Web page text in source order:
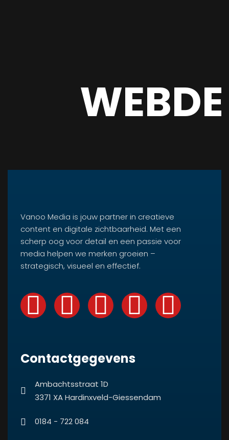
Vanoo Media is jouw partner in creatieve
content en digitale zichtbaarheid. Met een
scherp oog voor detail en een passie voor
media helpen we merken groeien –
strategisch, visueel en effectief.
Contactgegevens
Ambachtsstraat 1D
3371 XA Hardinxveld-Giessendam
0184 - 722 084